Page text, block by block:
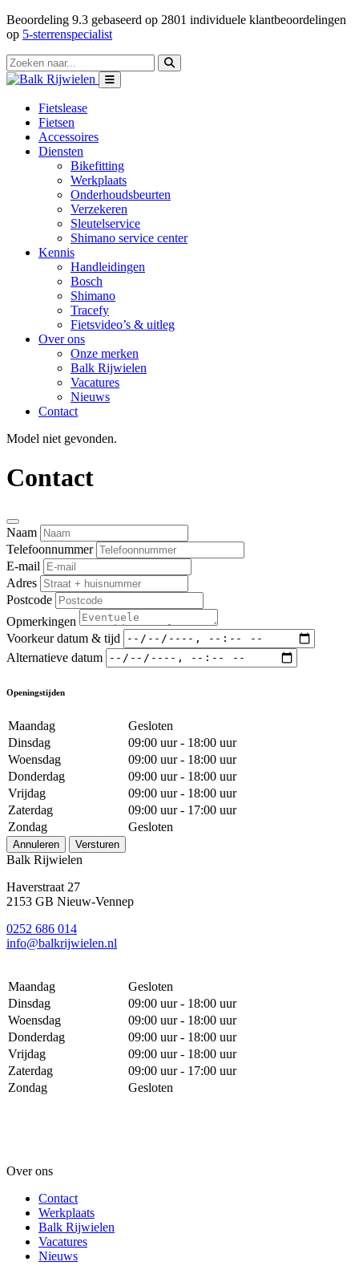
Beoordeling 9.3 gebaseerd op 2801 individuele klantbeoordelingen
op 5-sterrenspecialist
Fietslease
Fietsen
Accessoires
Diensten
Bikefitting
Werkplaats
Onderhoudsbeurten
Verzekeren
Sleutelservice
Shimano service center
Kennis
Handleidingen
Bosch
Shimano
Tracefy
Fietsvideo’s & uitleg
Over ons
Onze merken
Balk Rijwielen
Vacatures
Nieuws
Contact
Model niet gevonden.
Contact
Naam
Telefoonnummer
E-mail
Adres
Postcode
Opmerkingen
Voorkeur datum & tijd
Alternatieve datum
Openingstijden
Maandag
Gesloten
Dinsdag
09:00 uur - 18:00 uur
Woensdag
09:00 uur - 18:00 uur
Donderdag
09:00 uur - 18:00 uur
Vrijdag
09:00 uur - 18:00 uur
Zaterdag
09:00 uur - 17:00 uur
Zondag
Gesloten
Annuleren Versturen
Balk Rijwielen
Haverstraat 27
2153 GB Nieuw-Vennep
0252 686 014
info@balkrijwielen.nl
Maandag
Gesloten
Dinsdag
09:00 uur - 18:00 uur
Woensdag
09:00 uur - 18:00 uur
Donderdag
09:00 uur - 18:00 uur
Vrijdag
09:00 uur - 18:00 uur
Zaterdag
09:00 uur - 17:00 uur
Zondag
Gesloten
Over ons
Contact
Werkplaats
Balk Rijwielen
Vacatures
Nieuws